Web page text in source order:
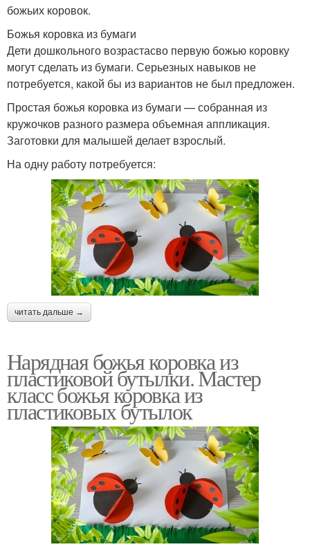
божьих коровок.
Божья коровка из бумаги
Дети дошкольного возрастасво первую божью коровку
могут сделать из бумаги. Серьезных навыков не
потребуется, какой бы из вариантов не был предложен.
Простая божья коровка из бумаги — собранная из
кружочков разного размера объемная аппликация.
Заготовки для малышей делает взрослый.
На одну работу потребуется:
читать дальше →
Нарядная божья коровка из
пластиковой бутылки. Мастер
класс божья коровка из
пластиковых бутылок